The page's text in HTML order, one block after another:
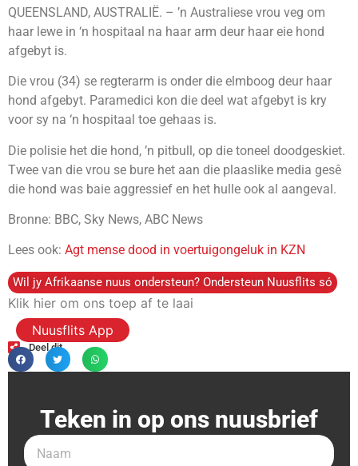
QUEENSLAND, AUSTRALIË. – ’n Australiese vrou veg om
haar lewe in ‘n hospitaal na haar arm deur haar eie hond
afgebyt is.
Die vrou (34) se regterarm is onder die elmboog deur haar
hond afgebyt. Paramedici kon die deel wat afgebyt is kry
voor sy na ‘n hospitaal toe gehaas is.
Die polisie het die hond, ’n pitbull, op die toneel doodgeskiet.
Twee van die vrou se bure het aan die plaaslike media gesê
die hond was baie aggressief en het hulle ook al aangeval.
Bronne: BBC, Sky News, ABC News
Lees ook: Agt mense dood in voertuigongeluk in KZN
Wil jy Afrikaanse nuus ondersteun? Ondersteun Nuusflits só
Klik hier om ons toep af te laai
Nuusflits App
Deel dit
Teken in op ons nuusbrief